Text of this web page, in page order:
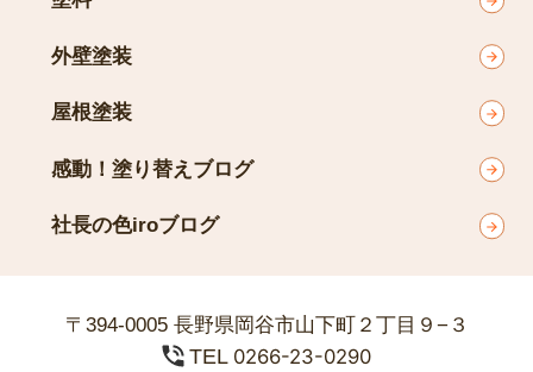
外壁塗装
屋根塗装
感動！塗り替えブログ
社長の色iroブログ
〒394-0005 長野県岡谷市山下町２丁目９−３
TEL 0266-23-0290